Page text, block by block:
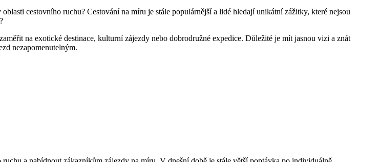
cestovního ruchu? Cestování na míru je stále populárnější a lidé hledají unikátní zážitky, které nejsou
na exotické destinace, kulturní zájezdy nebo dobrodružné expedice. Důležité je mít jasnou vizi a znát
nezapomenutelným.